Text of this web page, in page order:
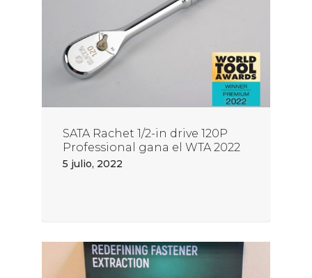
SATA Rachet 1/2-in drive 120P
Professional gana el WTA 2022
5 julio, 2022